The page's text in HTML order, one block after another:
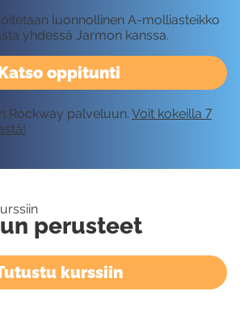
oppitunti
luonnollinen A-molliasteikko
yhdessä Jarmon kanssa.
Rockway palveluun. Voit kokeilla 7
perusteet
kurssiin